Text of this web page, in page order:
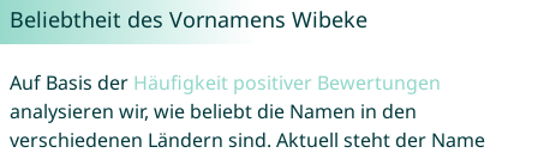
Beliebtheit des Vornamens Wibeke
Auf Basis der Häufigkeit positiver Bewertungen
analysieren wir, wie beliebt die Namen in den
verschiedenen Ländern sind. Aktuell steht der Name